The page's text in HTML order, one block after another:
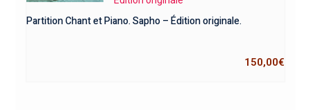
Partition Chant et Piano. Sapho – Édition originale.
150,00€